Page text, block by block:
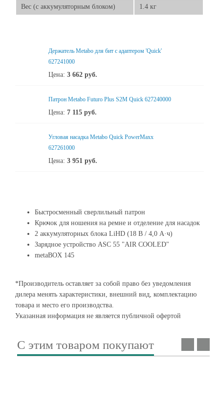
Вес (с аккумуляторным блоком) 1.4 кг
Держатель Metabo для бит с адаптером 'Quick'
627241000
Цена: 3 662 руб.
Патрон Metabo Futuro Plus S2M Quick 627240000
Цена: 7 115 руб.
Угловая насадка Metabo Quick PowerMaxx
627261000
Цена: 3 951 руб.
Быстросменный сверлильный патрон
Крючок для ношения на ремне и отделение для насадок
2 аккумуляторных блока LiHD (18 В / 4,0 А·ч)
Зарядное устройство ASC 55 "AIR COOLED"
metaBOX 145
*Производитель оставляет за собой право без уведомления
дилера менять характеристики, внешний вид, комплектацию
товара и место его производства.
Указанная информация не является публичной офертой
С этим товаром покупают